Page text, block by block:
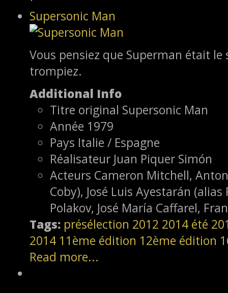
Supersonic Man
Vous pensiez que Superman était le
trompiez.
Additional Info
Titre original Supersonic Man
Année 1979
Pays Italie / Espagne
Réalisateur Juan Piquer Simón
Acteurs Cameron Mitchell,
Coby), José Luis Ayestarán
Polakov, José María Caffarel,
Tags: présélection 2012 2014 été
2014 11ème édition 12ème édition
Read more...